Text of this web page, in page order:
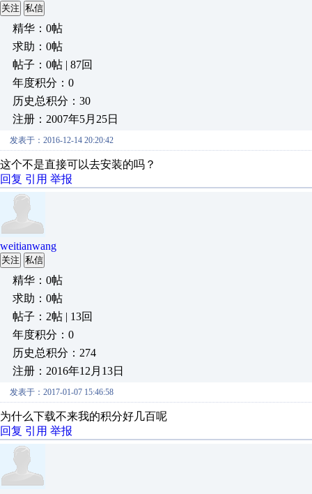
关注 私信
精华：0帖
求助：0帖
帖子：0帖 | 87回
年度积分：0
历史总积分：30
注册：2007年5月25日
发表于：2016-12-14 20:20:42
这个不是直接可以去安装的吗？
回复 引用 举报
weitianwang
关注 私信
精华：0帖
求助：0帖
帖子：2帖 | 13回
年度积分：0
历史总积分：274
注册：2016年12月13日
发表于：2017-01-07 15:46:58
为什么下载不来我的积分好几百呢
回复 引用 举报